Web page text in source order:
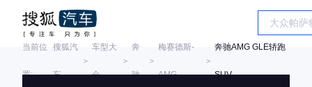
当前位
置:
搜狐汽
车
＞
车型大
全
＞
奔
驰
＞
梅赛德斯-
AMG
＞
奔驰AMG GLE轿跑
SUV